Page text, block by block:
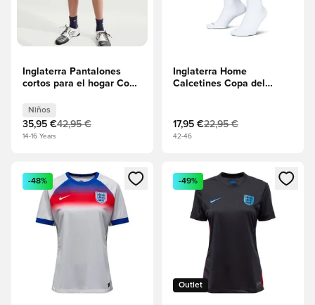
Inglaterra Pantalones
cortos para el hogar Copa
Niños
35,95 €42,95 €
14-16 Years
Inglaterra Home
Calcetines Copa del
17,95 €22,95 €
42-46
Abre un modal para iniciar sesión o registrarse como
-48%
Abre un modal para iniciar
Outlet
-49%